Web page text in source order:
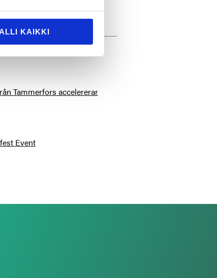
KAIKKI
Tammerfors accelererar
Event